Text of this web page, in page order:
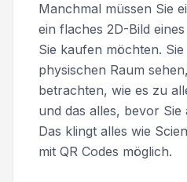
Manchmal müssen Sie
ein flaches 2D-Bild
Sie kaufen möchten.
physischen Raum
betrachten, wie es zu
und das alles, bevor
Das klingt alles wie
mit QR Codes möglich.